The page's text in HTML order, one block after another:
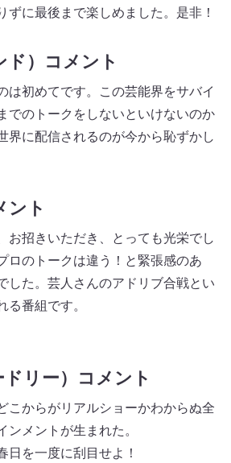
ずに最後まで楽しめました。是非！
ド）コメント
は初めてです。この芸能界をサバイ
でのトークをしないといけないのか
界に配信されるのが今から恥ずかし
ト
お招きいただき、とっても光栄でし
ロのトークは違う！と緊張感のあ
した。芸人さんのアドリブ合戦とい
る番組です。
リー）コメント
こからがリアルショーかわからぬ全
ンメントが生まれた。
日を一度に刮目せよ！